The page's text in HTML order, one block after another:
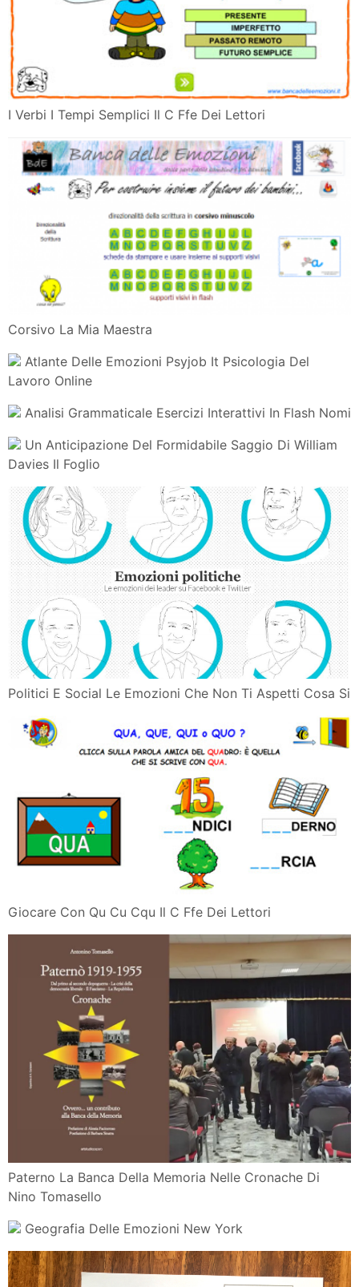
Prima Classe Lingua Italiana E Arte Immagine Maestra
Giocare Con Qu Cu Cqu Il C Ffe Dei Lettori
Bisogni
I Verbi I Tempi Semplici Il C Ffe Dei Lettori
Corsivo La Mia Maestra
Atlante Delle Emozioni Psyjob It Psicologia Del Lavoro
Online
Analisi Grammaticale Esercizi Interattivi In Flash Nomi
Un Anticipazione Del Formidabile Saggio Di William
Davies Il Foglio
Giocare Con Qu Cu Cqu Il C Ffe Dei Lettori
Paterno La Banca Della Memoria Nelle Cronache Di
Nino Tomasello
Geografia Delle Emozioni New York
Il Riconoscimento Delle Emozioni Facciali Col
Computer
Come Funziona La Tecnologia Di Riconoscimento Delle
Emozioni
Ragazzi Creattivi Italiano
Il Viaggio Interiore Di Violet Evergarden Alla Scoperta
Delle
Concorso Fotografico Fbov
Memoria Ed Emozione Come L Esperienza Emozionale
Notizie Emil Banca Giugno 2019 By Emilbanca Issuu
Infooggi
Un Anticipazione Del Formidabile Saggio Di William
Davies Il Foglio